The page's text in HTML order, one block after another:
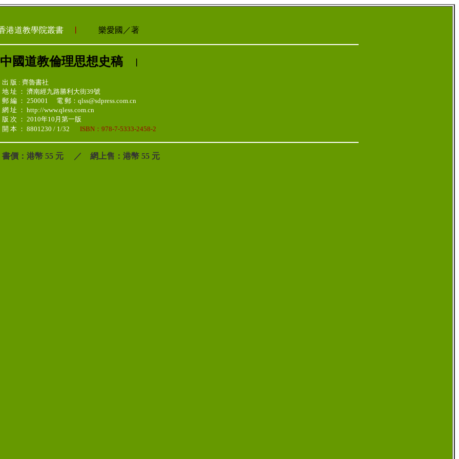
港道教學院叢書 樂愛國／著
中國道教倫理思想史稿
出 版 : 齊魯書社
地 址 ： 濟南經九路勝利大街39號
郵 編 ： 250001 電 郵：qlss@sdpress.com.cn
網 址 ： http://www.qless.com.cn
版 次 ： 2010年10月第一版
開 本 ： 8801230 / 1/32
ISBN：978-7-5333-2458-2
書價：港幣 55 元 ／ 網上售：港幣 55 元